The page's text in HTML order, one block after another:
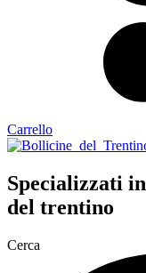
Carrello
Specializzati in
del trentino
Cerca